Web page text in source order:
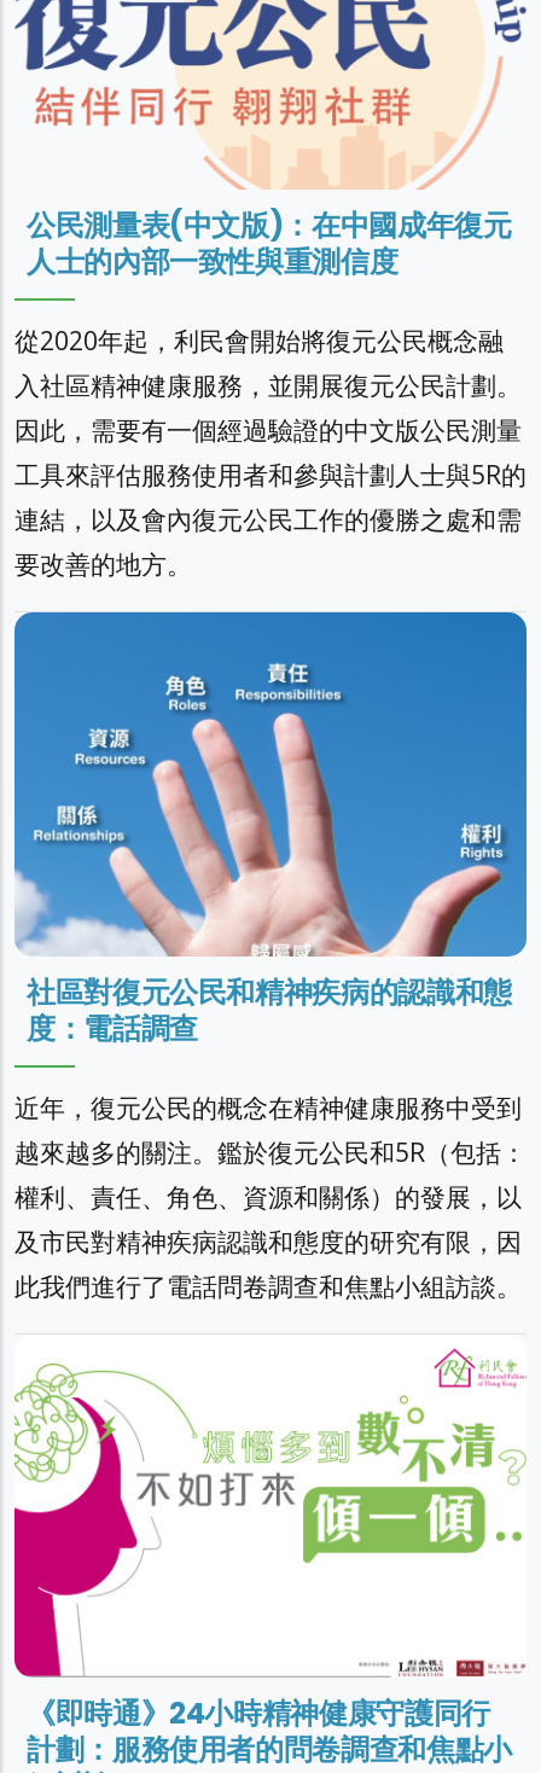
公民測量表(中文版)：在中國成年復元
人士的內部一致性與重測信度
從2020年起，利民會開始將復元公民概念融
入社區精神健康服務，並開展復元公民計劃。
因此，需要有一個經過驗證的中文版公民測量
工具來評估服務使用者和參與計劃人士與5R的
連結，以及會內復元公民工作的優勝之處和需
要改善的地方。
社區對復元公民和精神疾病的認識和態
度：電話調查
近年，復元公民的概念在精神健康服務中受到
越來越多的關注。鑑於復元公民和5R（包括：
權利、責任、角色、資源和關係）的發展，以
及市民對精神疾病認識和態度的研究有限，因
此我們進行了電話問卷調查和焦點小組訪談。
《即時通》24小時精神健康守護同行
計劃：服務使用者的問卷調查和焦點小